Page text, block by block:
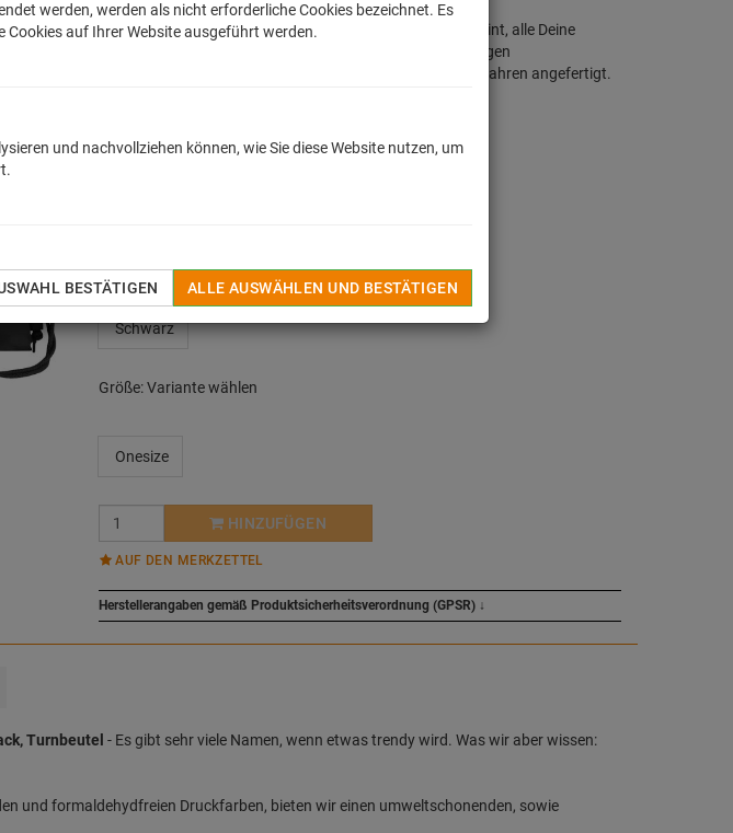
Egal ob witziger Spruch, buntes Motiv oder Lizensierter Print, alle Deine
originellen Sportbeutel werden in Deutschland unter strengen
Qualitätskontrollen hochwertig im Sieb - / Digitaldruckverfahren angefertigt.
15,42 €
Schwarz
Größe: Variante wählen
Onesize
HINZUFÜGEN
AUF DEN MERKZETTEL
Herstellerangaben gemäß Produktsicherheitsverordnung (GPSR) ↓
Turnbeutel - Es gibt sehr viele Namen, wenn etwas trendy wird. Was wir aber wissen:
und formaldehydfreien Druckfarben, bieten wir einen umweltschonenden, sowie
werden, werden als nicht erforderliche Cookies bezeichnet. Es
auf Ihrer Website ausgeführt werden.
und nachvollziehen können, wie Sie diese Website nutzen, um
BESTÄTIGEN
ALLE AUSWÄHLEN UND BESTÄTIGEN